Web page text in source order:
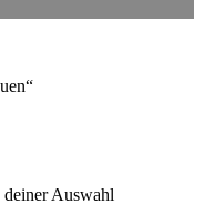
Auswahl